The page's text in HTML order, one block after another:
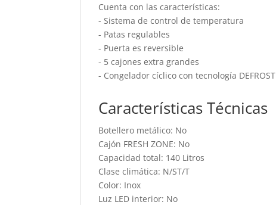
Cuenta con las características:
- Sistema de control de temperatura
- Patas regulables
- Puerta es reversible
- 5 cajones extra grandes
- Congelador cíclico con tecnología DEFROST
Características Técnicas
Botellero metálico: No
Cajón FRESH ZONE: No
Capacidad total: 140 Litros
Clase climática: N/ST/T
Color: Inox
Luz LED interior: No